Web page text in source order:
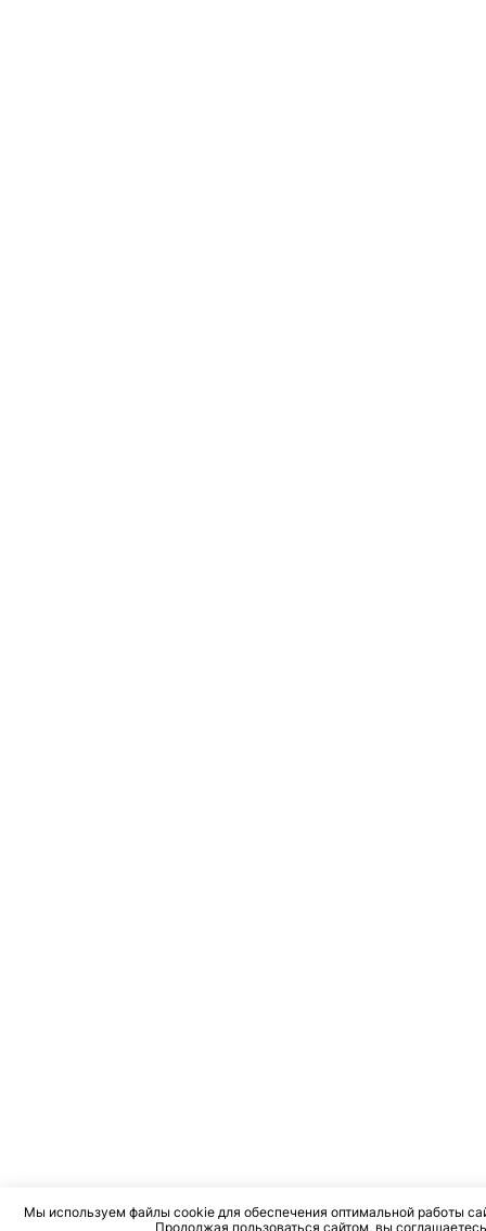
Мы используем файлы cookie для обеспечения оптимальной работы
Продолжая пользоваться сайтом, вы